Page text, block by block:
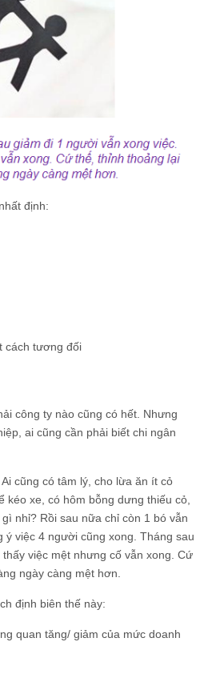
định:
cách tương đối
công ty nào cũng có hết. Nhưng
ai cũng cần phải biết chi ngân
cũng có tâm lý, cho lừa ăn ít cỏ
kéo xe, có hôm bỗng dưng thiếu cỏ,
nhỉ? Rồi sau nữa chỉ còn 1 bó vẫn
việc 4 người cũng xong. Tháng sau
việc mệt nhưng cố vẫn xong. Cứ
ngày càng mệt hơn.
định biên thế này:
quan tăng/ giảm của mức doanh